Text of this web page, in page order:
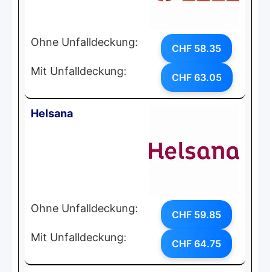
Ohne Unfalldeckung: CHF 58.35
Mit Unfalldeckung: CHF 63.05
Helsana
Ohne Unfalldeckung: CHF 59.85
Mit Unfalldeckung: CHF 64.75